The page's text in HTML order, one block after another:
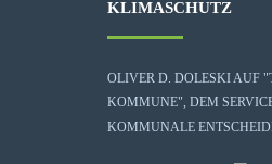
KLIMASCHUTZ
OLIVER D. DOLESKI AUF
KOMMUNE", DEM
KOMMUNALE